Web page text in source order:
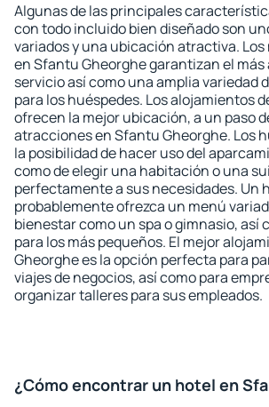
Algunas de las principales
con todo incluido bien diseñado son
variados y una ubicación atractiva.
en Sfantu Gheorghe garantizan el más
servicio así como una amplia variedad
para los huéspedes. Los alojamientos
ofrecen la mejor ubicación, a un paso
atracciones en Sfantu Gheorghe. Los
la posibilidad de hacer uso del
como de elegir una habitación o una
perfectamente a sus necesidades. Un
probablemente ofrezca un menú
bienestar como un spa o gimnasio, así
para los más pequeños. El mejor
Gheorghe es la opción perfecta para
viajes de negocios, así como para
organizar talleres para sus empleados.
¿Cómo encontrar un hotel en